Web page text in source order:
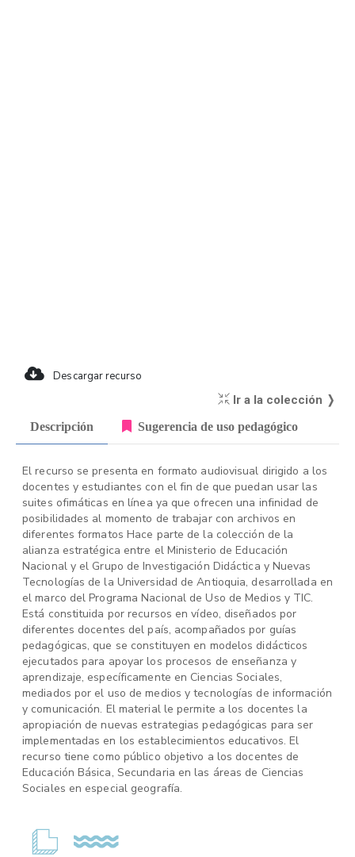
Descargar recurso
Ir a la colección ❭
Descripción Sugerencia de uso pedagógico
El recurso se presenta en formato audiovisual dirigido a los
docentes y estudiantes con el fin de que puedan usar las
suites ofimáticas en línea ya que ofrecen una infinidad de
posibilidades al momento de trabajar con archivos en
diferentes formatos Hace parte de la colección de la
alianza estratégica entre el Ministerio de Educación
Nacional y el Grupo de Investigación Didáctica y Nuevas
Tecnologías de la Universidad de Antioquia, desarrollada en
el marco del Programa Nacional de Uso de Medios y TIC.
Está constituida por recursos en vídeo, diseñados por
diferentes docentes del país, acompañados por guías
pedagógicas, que se constituyen en modelos didácticos
ejecutados para apoyar los procesos de enseñanza y
aprendizaje, específicamente en Ciencias Sociales,
mediados por el uso de medios y tecnologías de información
y comunicación. El material le permite a los docentes la
apropiación de nuevas estrategias pedagógicas para ser
implementadas en los establecimientos educativos. El
recurso tiene como público objetivo a los docentes de
Educación Básica, Secundaria en las áreas de Ciencias
Sociales en especial geografía.